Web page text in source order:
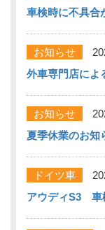
車検時に不具合
お知らせ
外車専門店によ
お知らせ
夏季休業のお知
ドイツ車
アウディS3 車